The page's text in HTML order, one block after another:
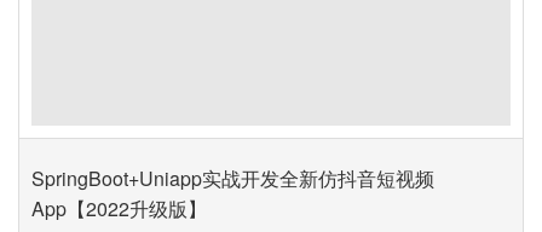
SpringBoot+Uniapp实战开发全新仿抖音短视频
App【2022升级版】